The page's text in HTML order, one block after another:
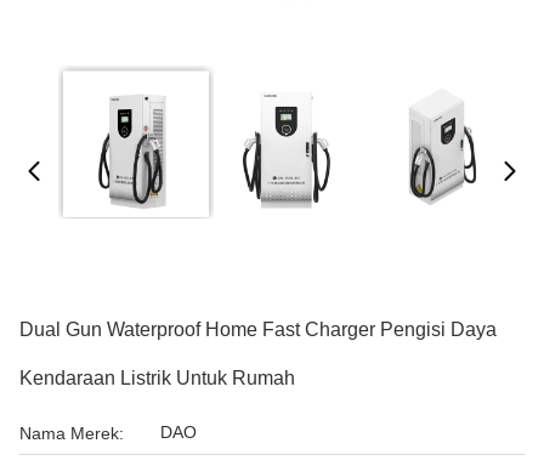
Dual Gun Waterproof Home Fast Charger Pengisi Daya
Kendaraan Listrik Untuk Rumah
Nama Merek: DAO